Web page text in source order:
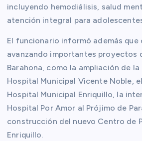
incluyendo hemodiálisis, salud
atención integral para
El funcionario informó además que
avanzando importantes proyectos
Barahona, como la ampliación de
Hospital Municipal Vicente Noble,
Hospital Municipal Enriquillo, la
Hospital Por Amor al Prójimo de
construcción del nuevo Centro de
Enriquillo.